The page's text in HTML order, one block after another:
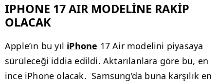
IPHONE 17 AIR MODELİNE RAKİP
OLACAK
Apple’ın bu yıl iPhone 17 Air modelini piyasaya
sürüleceği iddia edildi. Aktarılanlara göre bu, en
ince iPhone olacak. Samsung’da buna karşılık en